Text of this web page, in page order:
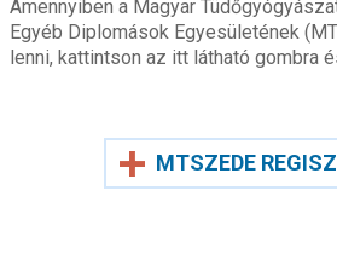
Amennyiben a Magyar
Egyéb Diplomások Egyesületének
lenni, kattintson az itt látható gombra
MTSZEDE